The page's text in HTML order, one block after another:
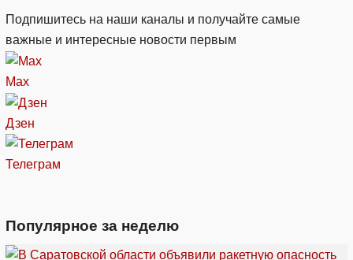
Подпишитесь на наши каналы и получайте самые
важные и интересные новости первым
Max
Дзен
Телеграм
Популярное за неделю